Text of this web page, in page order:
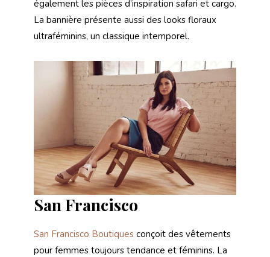
également les pièces d’inspiration safari et cargo.
La bannière présente aussi des looks floraux
ultraféminins, un classique intemporel.
San Francisco
San Francisco Boutiques conçoit des vêtements
pour femmes toujours tendance et féminins. La